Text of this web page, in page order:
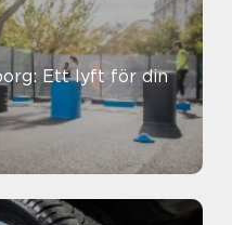
Ett lyft för din